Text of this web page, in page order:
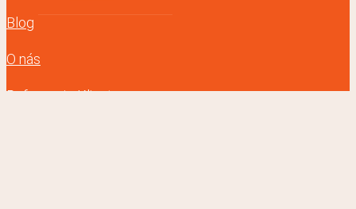
Blog
O nás
Referencie Klientov